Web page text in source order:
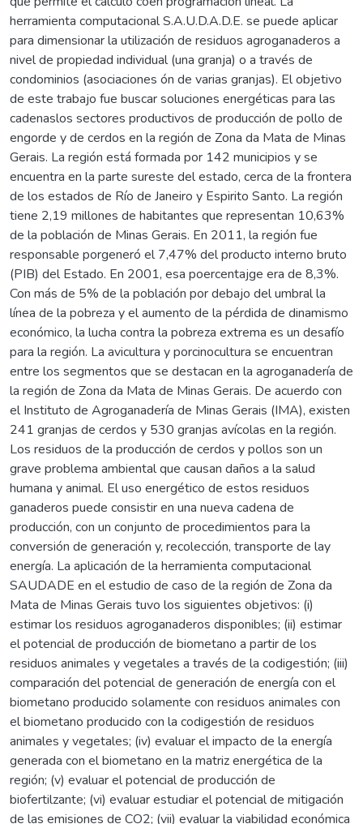
herramienta computacional S.A.U.D.A.D.E. se puede aplicar
para dimensionar la utilización de residuos agroganaderos a
nivel de propiedad individual (una granja) o a través de
condominios (asociaciones ón de varias granjas). El objetivo
de este trabajo fue buscar soluciones energéticas para las
cadenaslos sectores productivos de producción de pollo de
engorde y de cerdos en la región de Zona da Mata de Minas
Gerais. La región está formada por 142 municipios y se
encuentra en la parte sureste del estado, cerca de la frontera
de los estados de Río de Janeiro y Espirito Santo. La región
tiene 2,19 millones de habitantes que representan 10,63%
de la población de Minas Gerais. En 2011, la región fue
responsable porgeneró el 7,47% del producto interno bruto
(PIB) del Estado. En 2001, esa poercentajge era de 8,3%.
Con más de 5% de la población por debajo del umbral la
línea de la pobreza y el aumento de la pérdida de dinamismo
económico, la lucha contra la pobreza extrema es un desafío
para la región. La avicultura y porcinocultura se encuentran
entre los segmentos que se destacan en la agroganadería de
la región de Zona da Mata de Minas Gerais. De acuerdo con
el Instituto de Agroganadería de Minas Gerais (IMA), existen
241 granjas de cerdos y 530 granjas avícolas en la región.
Los residuos de la producción de cerdos y pollos son un
grave problema ambiental que causan daños a la salud
humana y animal. El uso energético de estos residuos
ganaderos puede consistir en una nueva cadena de
producción, con un conjunto de procedimientos para la
conversión de generación y, recolección, transporte de lay
energía. La aplicación de la herramienta computacional
SAUDADE en el estudio de caso de la región de Zona da
Mata de Minas Gerais tuvo los siguientes objetivos: (i)
estimar los residuos agroganaderos disponibles; (ii) estimar
el potencial de producción de biometano a partir de los
residuos animales y vegetales a través de la codigestión; (iii)
comparación del potencial de generación de energía con el
biometano producido solamente con residuos animales con
el biometano producido con la codigestión de residuos
animales y vegetales; (iv) evaluar el impacto de la energía
generada con el biometano en la matriz energética de la
región; (v) evaluar el potencial de producción de
biofertilzante; (vi) evaluar estudiar el potencial de mitigación
de las emisiones de CO2; (vii) evaluar la viabilidad económica